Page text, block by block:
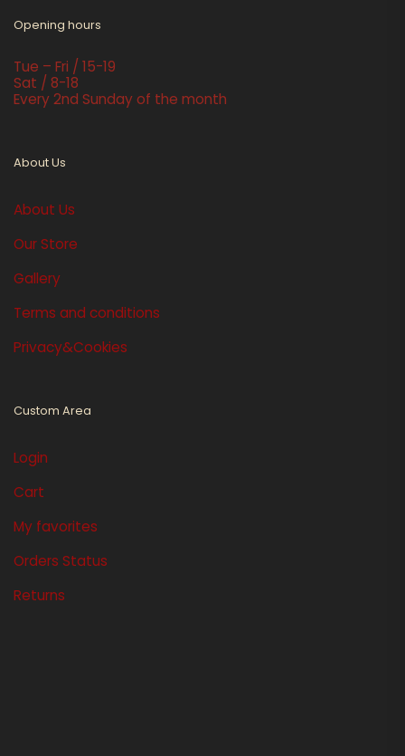
Opening hours
Tue – Fri / 15-19
Sat / 8-18
Every 2nd Sunday of the month
About Us
About Us
Our Store
Gallery
Terms and conditions
Privacy&Cookies
Custom Area
Login
Cart
My favorites
Orders Status
Returns